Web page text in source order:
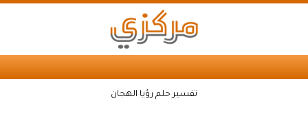
تفسير حلم رؤيا الهجان